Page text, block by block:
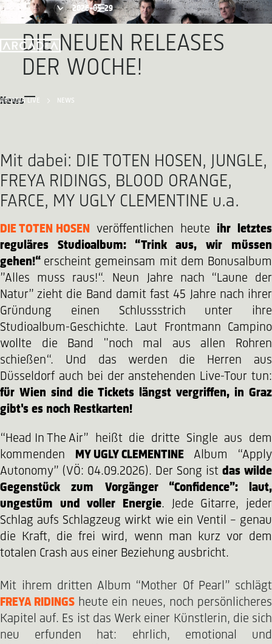
ARCADIA LIVE NEWS
2026-05-29
DIE NEUEN RELEASES
DER WOCHE!
News
Mit dabei: DIE TOTEN HOSEN, JUNGLE,
FREYA RIDINGS, BLOOD ORANGE,
FARCE, MY UGLY CLEMENTINE u.a.
DIE TOTEN HOSEN veröffentlichen heute ihr letztes
reguläres Studioalbum: “Trink aus, wir müssen
gehen!“ erscheint gemeinsam mit dem Bonusalbum
”Alles muss raus!“. Neun Jahre nach “Laune der
Natur” zieht die Band damit fast 45 Jahre nach ihrer
Gründung einen Schlussstrich unter ihre
Studioalbum-Geschichte. Laut Frontmann Campino
wollte die Band "noch mal aus allen Rohren
schießen“. Und das werden die Herren aus
Düsseldorf auch bei der anstehenden Live-Tour tun:
für Wien sind die Tickets längst vergriffen, in Graz
gibt's es noch Restkarten!
“Head In The Air” heißt die dritte Single aus dem
kommenden MY UGLY CLEMENTINE
Album “Apply
Autonomy” (VÖ: 04.09.2026). Der Song ist das wilde
Gegenstück zum Vorgänger “Confidence”: laut,
ungestüm und voller Energie. Jede Gitarre, jeder
Schlag aufs Schlagzeug wirkt wie ein Ventil – genau
die Kraft, die frei wird, wenn man kurz vor dem
totalen Crash aus einer Beziehung ausbricht.
Mit ihrem dritten Album “Mother Of Pearl” schlägt
FREYA RIDINGS heute ein neues, noch persönlicheres
Kapitel auf. Es ist das Werk einer Künstlerin, die sich
neu erfunden hat: ehrlich, emotional und